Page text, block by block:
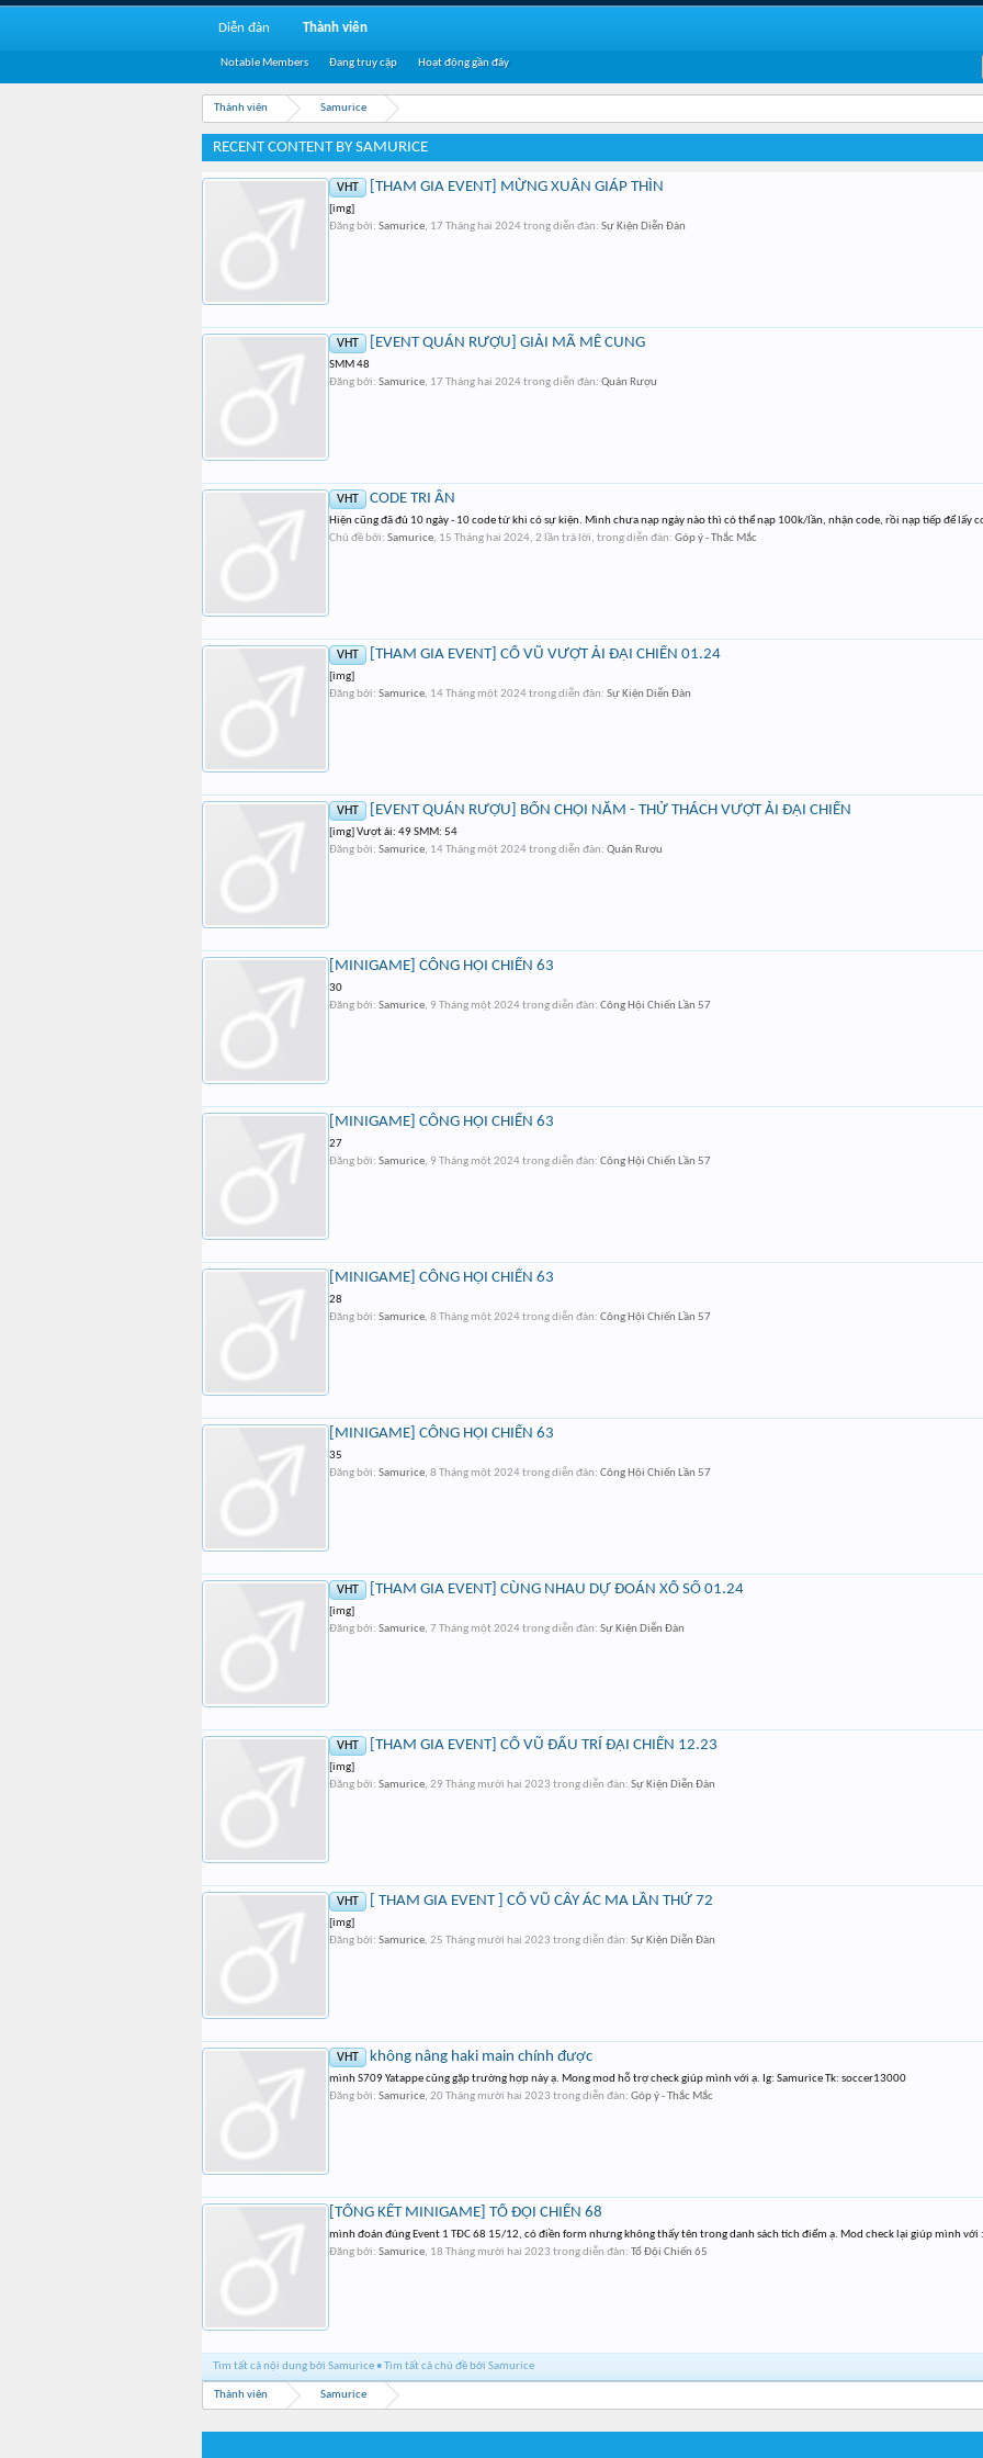
Thành viên Samurice
RECENT CONTENT BY SAMURICE
VHT [THAM GIA EVENT] MỪNG XUÂN GIÁP THÌN
[img]
Đăng bởi: Samurice, 17 Tháng hai 2024trong diễn đàn: Sự Kiện Diễn Đàn
VHT [EVENT QUÁN RƯỢU] GIẢI MÃ MÊ CUNG
SMM 48
Đăng bởi: Samurice, 17 Tháng hai 2024trong diễn đàn: Quán Rượu
VHT CODE TRI ÂN
Hiện cũng đã đủ 10 ngày - 10 code từ khi có sự kiện. Mình chưa nạp ngày nào thì có thể nạp 100k/lần, nhận code, rồi nạp tiếp để lấy
Chủ đề bởi: Samurice, 15 Tháng hai 2024, 2 lần trả lời, trong diễn đàn: Góp ý - Thắc Mắc
VHT [THAM GIA EVENT] CỔ VŨ VƯỢT ẢI ĐẠI CHIẾN 01.24
[img]
Đăng bởi: Samurice, 14 Tháng một 2024trong diễn đàn: Sự Kiện Diễn Đàn
VHT [EVENT QUÁN RƯỢU] BỐN CHỌI NĂM - THỬ THÁCH VƯỢT ẢI ĐẠI CHIẾN
[img] Vượt ải: 49 SMM: 54
Đăng bởi: Samurice, 14 Tháng một 2024trong diễn đàn: Quán Rượu
[MINIGAME] CÔNG HỘI CHIẾN 63
30
Đăng bởi: Samurice, 9 Tháng một 2024trong diễn đàn: Công Hội Chiến Lần 57
[MINIGAME] CÔNG HỘI CHIẾN 63
27
Đăng bởi: Samurice, 9 Tháng một 2024trong diễn đàn: Công Hội Chiến Lần 57
[MINIGAME] CÔNG HỘI CHIẾN 63
28
Đăng bởi: Samurice, 8 Tháng một 2024trong diễn đàn: Công Hội Chiến Lần 57
[MINIGAME] CÔNG HỘI CHIẾN 63
35
Đăng bởi: Samurice, 8 Tháng một 2024trong diễn đàn: Công Hội Chiến Lần 57
VHT [THAM GIA EVENT] CÙNG NHAU DỰ ĐOÁN XỔ SỐ 01.24
[img]
Đăng bởi: Samurice, 7 Tháng một 2024trong diễn đàn: Sự Kiện Diễn Đàn
VHT [THAM GIA EVENT] CỔ VŨ ĐẤU TRÍ ĐẠI CHIẾN 12.23
[img]
Đăng bởi: Samurice, 29 Tháng mười hai 2023 trong diễn đàn: Sự Kiện Diễn Đàn
VHT [ THAM GIA EVENT ] CỔ VŨ CÂY ÁC MA LẦN THỨ 72
[img]
Đăng bởi: Samurice, 25 Tháng mười hai 2023 trong diễn đàn: Sự Kiện Diễn Đàn
VHT không nâng haki main chính được
mình S709 Yatappe cũng gặp trường hợp này ạ. Mong mod hỗ trợ check giúp mình với ạ. Ig: Samurice Tk: soccer13000
Đăng bởi: Samurice, 20 Tháng mười hai 2023 trong diễn đàn: Góp ý - Thắc Mắc
[TỔNG KẾT MINIGAME] TỔ ĐỘI CHIẾN 68
mình đoán đúng Event 1 TĐC 68 15/12, có điền form nhưng không thấy tên trong danh sách tích điểm ạ. Mod check lại giúp mình với
Đăng bởi: Samurice, 18 Tháng mười hai 2023 trong diễn đàn: Tổ Đội Chiến 65
Tìm tất cả nội dung bởi Samurice Tìm tất cả chủ đề bởi Samurice
Thành viên Samurice
Diễn đàn Thành viên
Notable Members Đang truy cập Hoạt động gần đây